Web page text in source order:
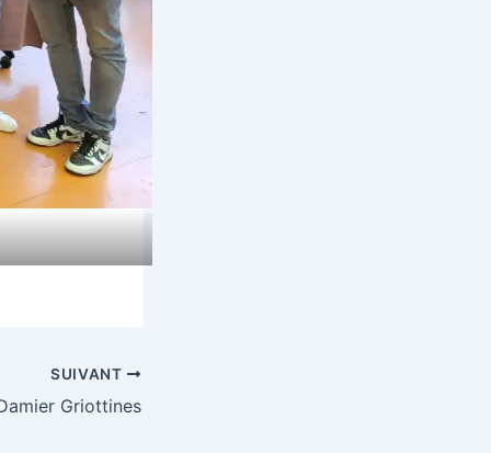
SUIVANT
Griottines